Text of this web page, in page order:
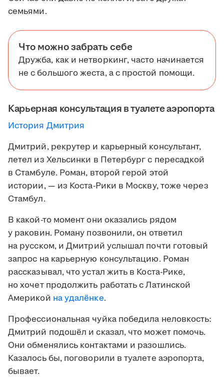
семьями.
Что можно забрать себе
Дружба, как и нетворкинг, часто начинается
не с большого жеста, а с простой помощи.
Карьерная консультация в туалете аэропорта
История Дмитрия
Дмитрий, рекрутер и карьерный консультант,
летел из Хельсинки в Петербург с пересадкой
в Стамбуле. Роман, второй герой этой
истории, — из Коста-Рики в Москву, тоже через
Стамбул.
В какой-то момент они оказались рядом
у раковин. Роману позвонили, он ответил
на русском, и Дмитрий услышал почти готовый
запрос на карьерную консультацию. Роман
рассказывал, что устал жить в Коста-Рике,
но хочет продолжить работать с Латинской
Америкой на удалёнке.
Профессиональная чуйка победила неловкость:
Дмитрий подошёл и сказал, что может помочь.
Они обменялись контактами и разошлись.
Казалось бы, поговорили в туалете аэропорта,
бывает.